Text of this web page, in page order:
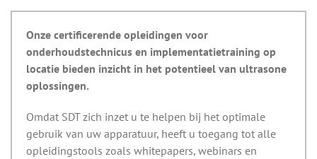
Onze certificerende opleidingen voor
onderhoudstechnicus en implementatietraining op
locatie bieden inzicht in het potentieel van ultrasone
oplossingen.
Omdat SDT zich inzet u te helpen bij het optimale
gebruik van uw apparatuur, heeft u toegang tot alle
opleidingstools zoals whitepapers, webinars en